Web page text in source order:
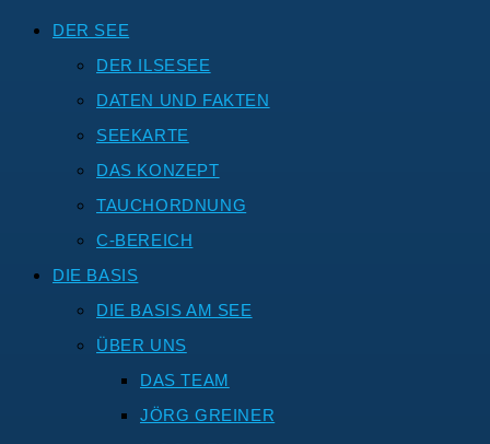
DER SEE
DER ILSESEE
DATEN UND FAKTEN
SEEKARTE
DAS KONZEPT
TAUCHORDNUNG
C-BEREICH
DIE BASIS
DIE BASIS AM SEE
ÜBER UNS
DAS TEAM
JÖRG GREINER